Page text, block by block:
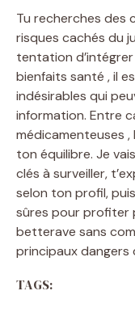
Tu recherches des
risques cachés du
tentation
bienfaits santé , il
indésirables qui
information. Entre
médicamenteuses ,
ton équilibre. Je
clés à surveiller,
selon ton profil,
sûres pour profiter
betterave sans
principaux dangers
TAGS: